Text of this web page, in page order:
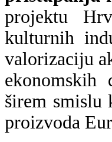
projektu
kulturnih
valorizaciju
širem smislu
proizvoda